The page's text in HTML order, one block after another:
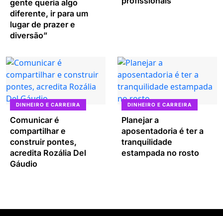
gente queria algo
diferente, ir para um
lugar de prazer e
diversão”
DINHEIRO E CARREIRA
Comunicar é
compartilhar e
construir pontes,
acredita Rozália Del
Gáudio
DINHEIRO E CARREIRA
Planejar a
aposentadoria é ter a
tranquilidade
estampada no rosto